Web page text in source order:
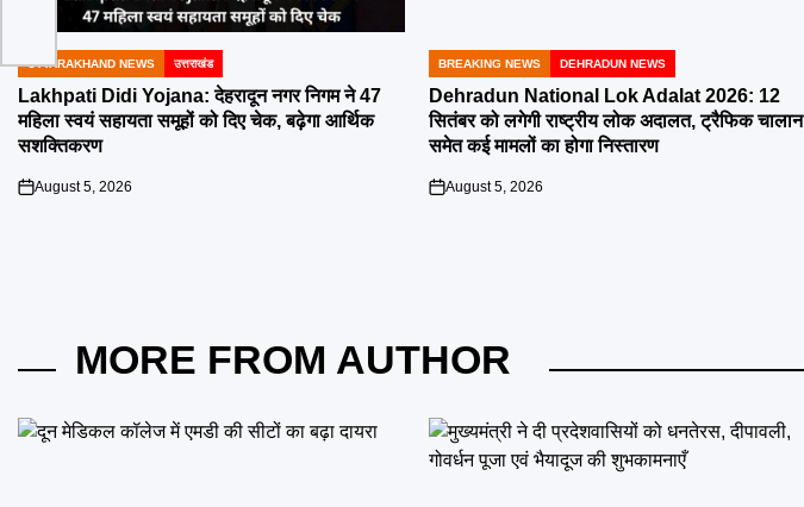
POSTED
IN
UTTARAKHAND NEWS उत्तराखंड
Lakhpati Didi Yojana: देहरादून नगर निगम ने 47
महिला स्वयं सहायता समूहों को दिए चेक, बढ़ेगा आर्थिक
सशक्तिकरण
on
August 5, 2026
POSTED
IN
BREAKING NEWS DEHRADUN NEWS
Dehradun National Lok Adalat 2026: 12
सितंबर को लगेगी राष्ट्रीय लोक अदालत, ट्रैफिक चालान
समेत कई मामलों का होगा निस्तारण
on
August 5, 2026
MORE FROM AUTHOR